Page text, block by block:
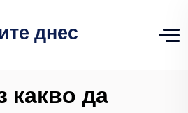
днес
какво да